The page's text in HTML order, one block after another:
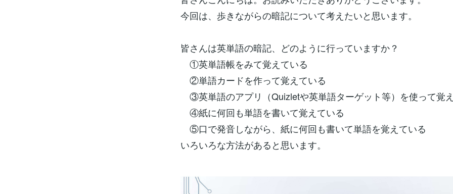
今回は、歩きながらの暗記について考えたいと思います。
皆さんは英単語の暗記、どのように行っていますか？
①英単語帳をみて覚えている
②単語カードを作って覚えている
③英単語のアプリ（Quizletや英単語ターゲット等）を使って覚
④紙に何回も単語を書いて覚えている
⑤口で発音しながら、紙に何回も書いて単語を覚えている
いろいろな方法があると思います。